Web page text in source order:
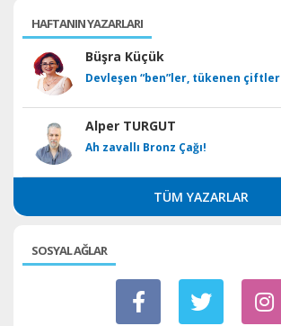
HAFTANIN YAZARLARI
Büşra Küçük
Devleşen “ben”ler, tükenen çiftler
Alper TURGUT
Ah zavallı Bronz Çağı!
TÜM YAZARLAR
SOSYAL AĞLAR